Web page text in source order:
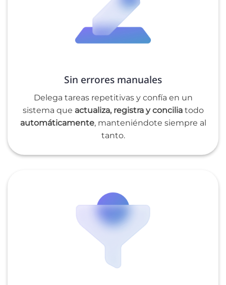
Sin errores manuales
Delega tareas repetitivas y confía en un
sistema que actualiza, registra y conciliatodo
automáticamente, manteniéndote siempre al
tanto.